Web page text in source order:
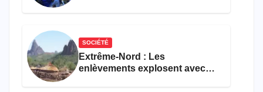
SOCIÉTÉ
Extrême-Nord : Les
enlèvements explosent avec